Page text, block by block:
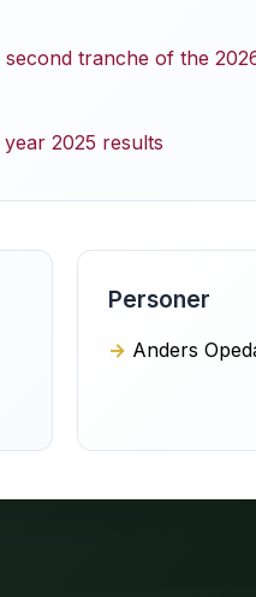
tranche of the
2025 results
Personer
Anders